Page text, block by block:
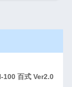
100 百式 Ver2.0